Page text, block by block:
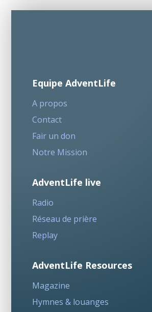
Equipe AdventLife
A propos
Contact
Fair un don
Notre Mission
AdventLife live
Radio
Réseau de prière
Replay
AdventLife Resources
Magazine
Hymnes & louanges